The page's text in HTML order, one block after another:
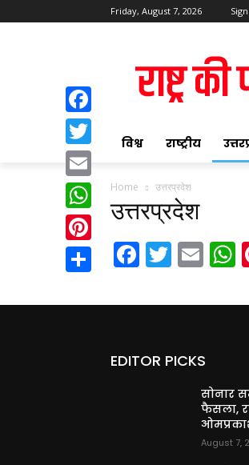
Friday, August 7, 2026
विश्व राष्ट्रीय
Home उत्तरप्रदेश
उत्तरप्रदेश
Facebook
Twitter
Email
WhatsApp
Pinterest
EDITOR PICKS
सोनार
फैसला,
August 7,